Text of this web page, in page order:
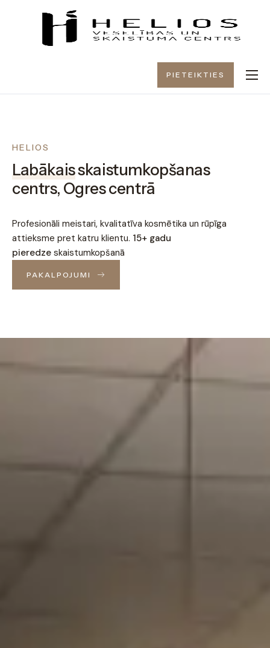
PAR MUMS
DĀVANU KARTE
KONTAKTI
PIETEIKTIES
HELIOS
Labākaisskaistumkopšanas
centrs, Ogres centrā
Profesionāli meistari, kvalitatīva kosmētika un rūpīga
attieksme pret katru klientu. 15+ gadu
pieredze skaistumkopšanā
PAKALPOJUMI